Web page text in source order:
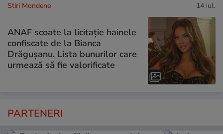
Stiri Mondene 14 iul.
ANAF scoate la licitație hainele
confiscate de la Bianca
Drăgușanu. Lista bunurilor care
urmează să fie valorificate
PARTENERI